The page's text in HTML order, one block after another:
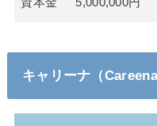
資本金 5,000,000円
キャリーナ（